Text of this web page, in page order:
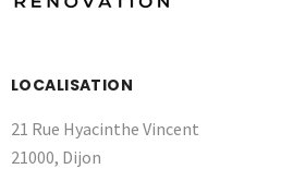
LOCALISATION
21 Rue Hyacinthe Vincent
21000, Dijon